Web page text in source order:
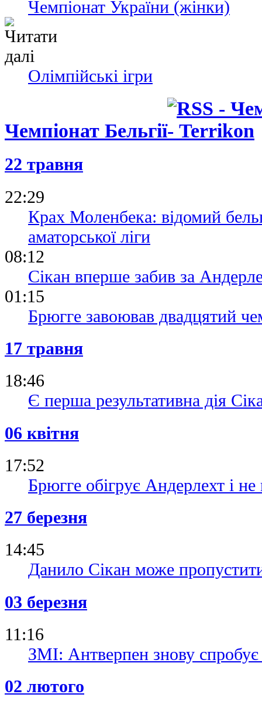
Чемпіонат України (жінки)
Олімпійські ігри
Чемпіонат Бельгії
22 травня
22:29
Крах Моленбека: відомий
аматорської ліги
08:12
Сікан вперше забив за
01:15
Брюгге завоював двадцятий
17 травня
18:46
Є перша результативна дія
06 квітня
17:52
Брюгге обігрує Андерлехт і
27 березня
14:45
Данило Сікан може
03 березня
11:16
ЗМІ: Антверпен знову
02 лютого